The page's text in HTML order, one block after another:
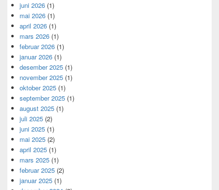
juni 2026 (1)
mai 2026 (1)
april 2026 (1)
mars 2026 (1)
februar 2026 (1)
januar 2026 (1)
desember 2025 (1)
november 2025 (1)
oktober 2025 (1)
september 2025 (1)
august 2025 (1)
juli 2025 (2)
juni 2025 (1)
mai 2025 (2)
april 2025 (1)
mars 2025 (1)
februar 2025 (2)
januar 2025 (1)